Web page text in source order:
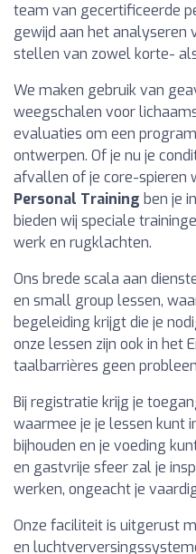
team van gecertificeerde
gewijd aan het analyseren
stellen van zowel korte-
We maken gebruik van
weegschalen voor
evaluaties om een
ontwerpen. Of je nu je
afvallen of je core-spieren
Personal Training ben je
bieden wij speciale
werk en rugklachten.
Ons brede scala aan
en small group lessen,
begeleiding krijgt die je
onze lessen zijn ook in het
taalbarrières geen
Bij registratie krijg je
waarmee je je lessen kunt
bijhouden en je voeding
en gastvrije sfeer zal je
werken, ongeacht je
Onze faciliteit is uitgerust
en